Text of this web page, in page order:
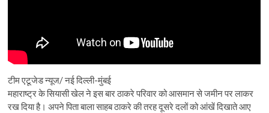
टीम एटूजेड न्यूज/ नई दिल्ली-मुंबई
महाराष्ट्र के सियासी खेल ने इस बार ठाकरे परिवार को आसमान से जमीन पर लाकर
रख दिया है। अपने पिता बाला साहब ठाकरे की तरह दूसरे दलों को आंखें दिखाते आए